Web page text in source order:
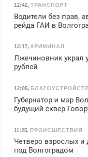
12:42, ТРАНСПОРТ
Водители без прав,
рейда ГАИ в
12:17, КРИМИНАЛ
Лжечиновник украл
рублей
12:05,
Губернатор и мэр
будущий сквер
11:25, ПРОИСШЕСТВИЯ
Четверо взрослых и
под Волгоградом